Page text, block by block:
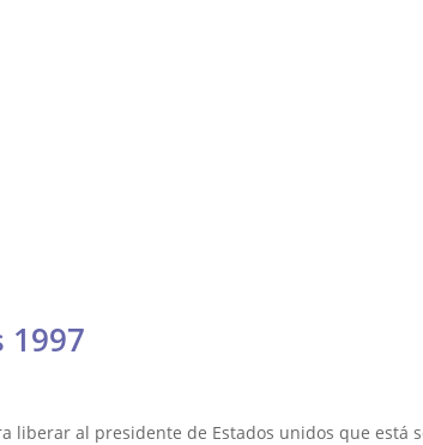
1997
liberar al presidente de Estados unidos que está